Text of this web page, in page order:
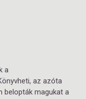
a
az azóta
belopták magukat a